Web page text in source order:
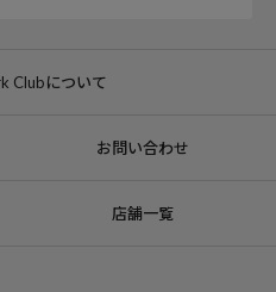
Clubについて
お問い合わせ
店舗一覧